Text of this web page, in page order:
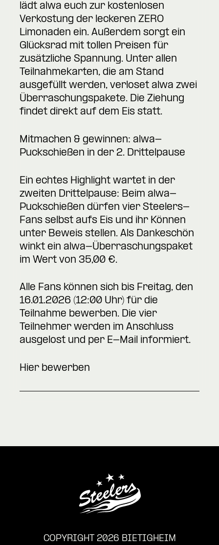
lädt alwa euch zur kostenlosen
Verkostung der leckeren ZERO
Limonaden ein. Außerdem sorgt ein
Glücksrad mit tollen Preisen für
zusätzliche Spannung. Unter allen
Teilnahmekarten, die am Stand
ausgefüllt werden, verloset alwa zwei
Überraschungspakete. Die Ziehung
findet direkt auf dem Eis statt.
Mitmachen & gewinnen: alwa-
Puckschießen in der 2. Drittelpause
Ein echtes Highlight wartet in der
zweiten Drittelpause: Beim alwa-
Puckschießen dürfen vier Steelers-
Fans selbst aufs Eis und ihr Können
unter Beweis stellen. Als Dankeschön
winkt ein alwa-Überraschungspaket
im Wert von 35,00 €.
Alle Fans können sich bis Freitag, den
16.01.2026 (12:00 Uhr) für die
Teilnahme bewerben. Die vier
Teilnehmer werden im Anschluss
ausgelost und per E-Mail informiert.
Hier bewerben
COPYRIGHT 2026 BIETIGHEIM